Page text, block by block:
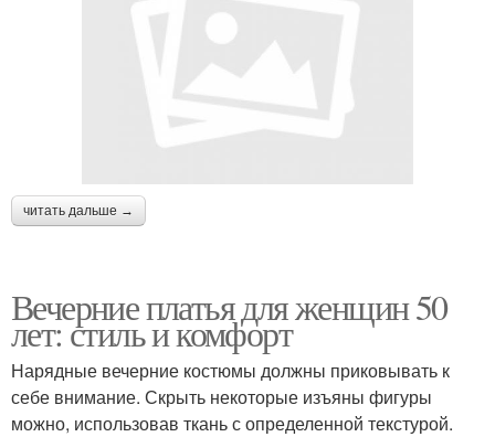
читать дальше →
Вечерние платья для женщин 50
лет: стиль и комфорт
Нарядные вечерние костюмы должны приковывать к
себе внимание. Скрыть некоторые изъяны фигуры
можно, использовав ткань с определенной текстурой.